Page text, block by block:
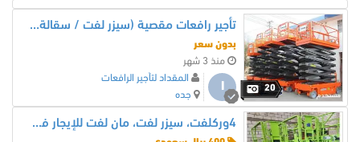
20
تأجير رافعات مقصية (سيزر لفت / سقالة كهربائية) في جدة
بدون سعر
منذ 3 شهر
ا
المقداد لتأجير الرافعات
جده
4وركلفت، سيزر لفت، مان لفت للإيجار في الدمام والرياض وجدة